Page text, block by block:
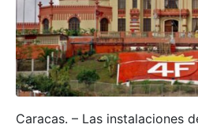
Caracas. – Las instalaciones